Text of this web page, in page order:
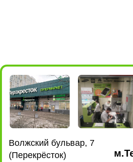
Ленинский проспект, 101
ПОДРОБНЕЕ